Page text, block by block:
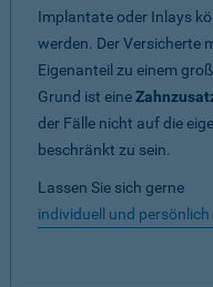
Implantate oder Inlays
werden. Der Versicherte
Eigenanteil zu einem
Grund ist eine
der Fälle nicht auf die
beschränkt zu sein.
Lassen Sie sich gerne
individuell und